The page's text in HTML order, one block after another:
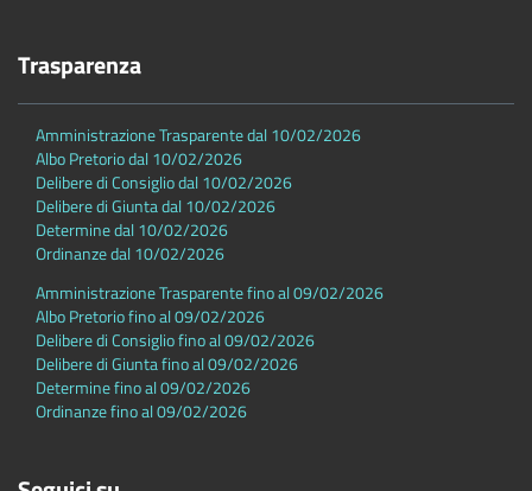
Trasparenza
Amministrazione Trasparente dal 10/02/2026
Albo Pretorio dal 10/02/2026
Delibere di Consiglio dal 10/02/2026
Delibere di Giunta dal 10/02/2026
Determine dal 10/02/2026
Ordinanze dal 10/02/2026
Amministrazione Trasparente fino al 09/02/2026
Albo Pretorio fino al 09/02/2026
Delibere di Consiglio fino al 09/02/2026
Delibere di Giunta fino al 09/02/2026
Determine fino al 09/02/2026
Ordinanze fino al 09/02/2026